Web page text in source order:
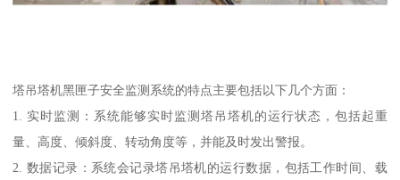
塔吊塔机黑匣子安全监测系统的特点主要包括以下几个方面：
1. 实时监测：系统能够实时监测塔吊塔机的运行状态，包括起重
量、高度、倾斜度、转动角度等，并能及时发出警报。
2. 数据记录：系统会记录塔吊塔机的运行数据，包括工作时间、载